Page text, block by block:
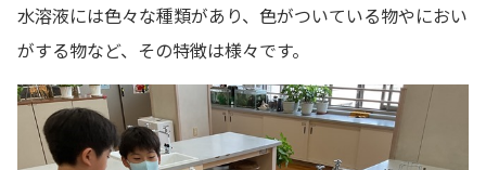
水溶液には色々な種類があり、色がついている物やにおい
がする物など、その特徴は様々です。